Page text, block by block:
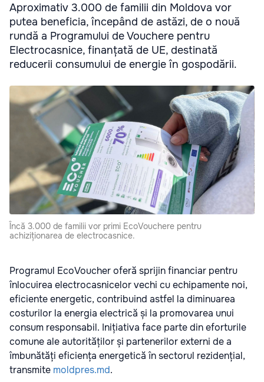
Aproximativ 3.000 de familii din Moldova vor
putea beneficia, începând de astăzi, de o nouă
rundă a Programului de Vouchere pentru
Electrocasnice, finanțată de UE, destinată
reducerii consumului de energie în gospodării.
Încă 3.000 de familii vor primi EcoVouchere pentru
achiziționarea de electrocasnice.
Programul EcoVoucher oferă sprijin financiar pentru
înlocuirea electrocasnicelor vechi cu echipamente noi,
eficiente energetic, contribuind astfel la diminuarea
costurilor la energia electrică și la promovarea unui
consum responsabil. Inițiativa face parte din eforturile
comune ale autorităților și partenerilor externi de a
îmbunătăți eficiența energetică în sectorul rezidențial,
transmite moldpres.md.